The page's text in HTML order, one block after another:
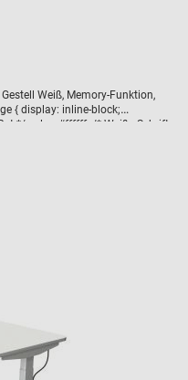
Weiß, Memory-Funktion,
Schrift